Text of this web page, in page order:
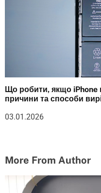
Що робити, якщо iPhone
причини та способи
03.01.2026
More From Author